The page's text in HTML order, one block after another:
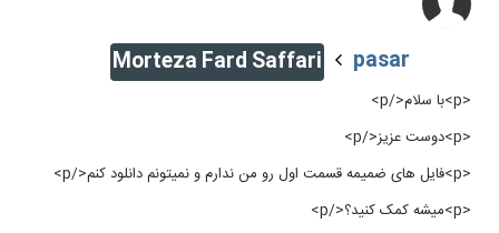
pasar
Morteza Fard Saffari
<p>با سلام</p>
<p>دوست عزیز</p>
<p>فایل های ضمیمه قسمت اول رو من ندارم و نمیتونم دانلود کنم</p>
<p>میشه کمک کنید؟</p>